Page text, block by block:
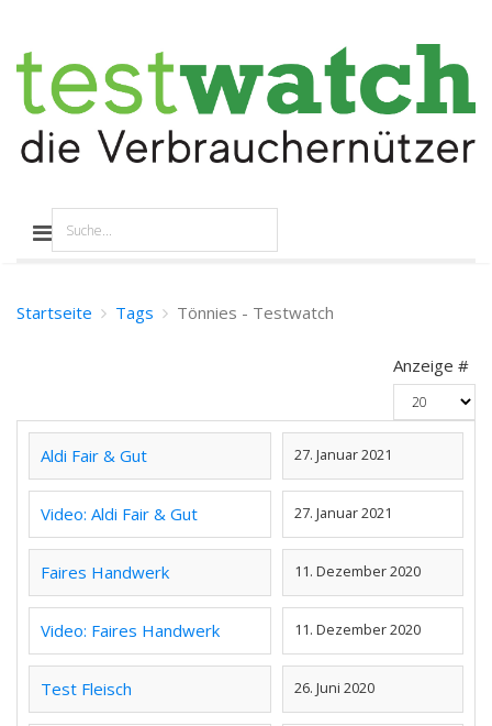
Startseite Tags Tönnies - Testwatch
Anzeige #
Aldi Fair & Gut 27. Januar 2021
Video: Aldi Fair & Gut 27. Januar 2021
Faires Handwerk 11. Dezember 2020
Video: Faires Handwerk 11. Dezember 2020
Test Fleisch 26. Juni 2020